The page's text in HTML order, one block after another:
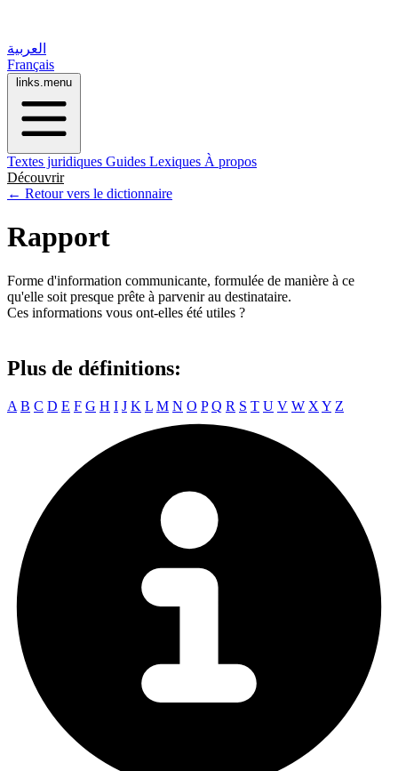
العربية
Français
links.menu
Textes juridiques Guides Lexiques À propos
Découvrir
← Retour vers le dictionnaire
Rapport
Forme d'information communicante, formulée de manière à ce
qu'elle soit presque prête à parvenir au destinataire.
Ces informations vous ont-elles été utiles ?
Plus de définitions:
A B C D E F G H I J K L M N O P Q R S T U V W X Y Z